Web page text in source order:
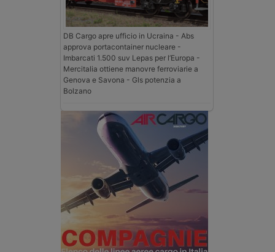
DB Cargo apre ufficio in Ucraina - Abs
approva portacontainer nucleare -
Imbarcati 1.500 suv Lepas per l’Europa -
Mercitalia ottiene manovre ferroviarie a
Genova e Savona - Gls potenzia a
Bolzano